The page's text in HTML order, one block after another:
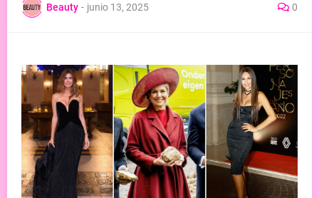
Beauty - junio 13, 2025 0